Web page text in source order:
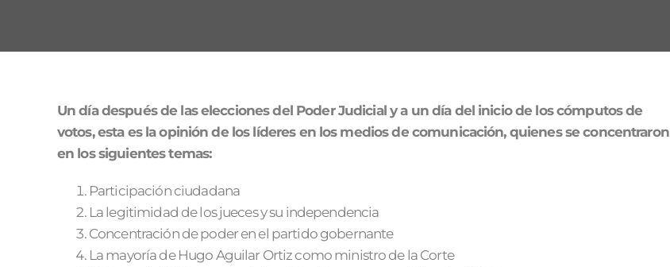
Un día después de las elecciones del Poder Judicial y a un día del inicio de los cómputos de
votos, esta es la opinión de los líderes en los medios de comunicación, quienes se concentraron
en los siguientes temas:
Participación ciudadana
La legitimidad de los jueces y su independencia
Concentración de poder en el partido gobernante
La mayoría de Hugo Aguilar Ortiz como ministro de la Corte